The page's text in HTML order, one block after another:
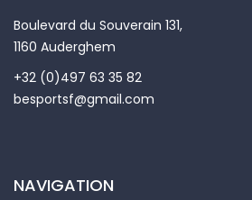
Boulevard du Souverain 131,
1160 Auderghem
+32 (0)497 63 35 82
besportsf@gmail.com
NAVIGATION